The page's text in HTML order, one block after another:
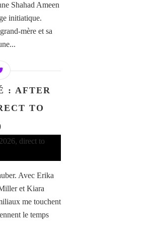
Shahad Ameen
initiatique.
mère et sa
: AFTER
TO
Avec Erika
et Kiara
me touchent
le temps